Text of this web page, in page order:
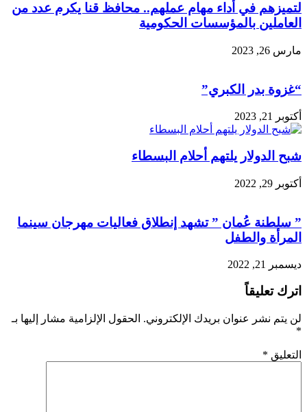
لتميزهم في أداء مهام عملهم.. محافظ قنا يكرم عدد من
العاملين بالمؤسسات الحكومية
مارس 26, 2023
“غزوة بدر الكبري”
أكتوبر 21, 2023
شبح الدولار يلتهم أحلام البسطاء
أكتوبر 29, 2022
” سلطنة عُمان ” تشهد إنطلاق فعاليات مهرجان سينما
المرأة والطفل
ديسمبر 21, 2022
اترك تعليقاً
لن يتم نشر عنوان بريدك الإلكتروني. الحقول الإلزامية مشار إليها بـ
*
التعليق *